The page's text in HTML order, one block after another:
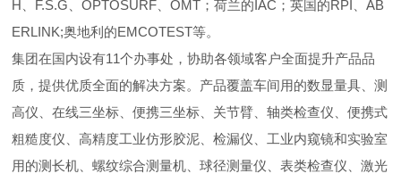
H、F.S.G、OPTOSURF、OMT；荷兰的IAC；英国的RPI、AB
ERLINK;奥地利的EMCOTEST等。
集团在国内设有11个办事处，协助各领域客户全面提升产品品
质，提供优质全面的解决方案。产品覆盖车间用的数显量具、测
高仪、在线三坐标、便携三坐标、关节臂、轴类检查仪、便携式
粗糙度仪、高精度工业仿形胶泥、检漏仪、工业内窥镜和实验室
用的测长机、螺纹综合测量机、球径测量仪、表类检查仪、激光